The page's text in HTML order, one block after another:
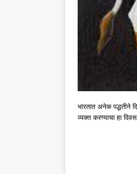
भारतात अनेक पद्धतीने
व्यक्त करण्याचा हा